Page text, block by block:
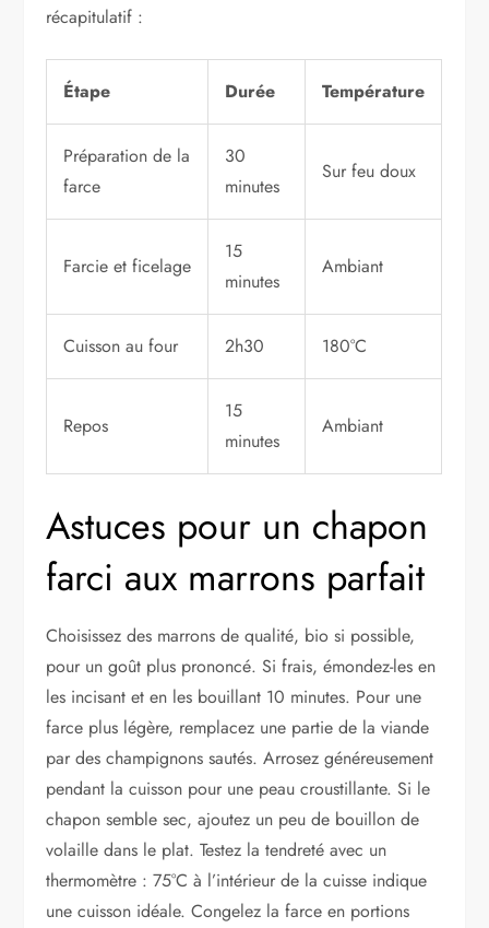
récapitulatif :
Étape Durée Température
Préparation de la
farce
30
minutes
Sur feu doux
Farcie et ficelage
15
minutes
Ambiant
Cuisson au four 2h30 180°C
Repos
15
minutes
Ambiant
Astuces pour un chapon
farci aux marrons parfait
Choisissez des marrons de qualité, bio si possible,
pour un goût plus prononcé. Si frais, émondez-les en
les incisant et en les bouillant 10 minutes. Pour une
farce plus légère, remplacez une partie de la viande
par des champignons sautés. Arrosez généreusement
pendant la cuisson pour une peau croustillante. Si le
chapon semble sec, ajoutez un peu de bouillon de
volaille dans le plat. Testez la tendreté avec un
thermomètre : 75°C à l’intérieur de la cuisse indique
une cuisson idéale. Congelez la farce en portions